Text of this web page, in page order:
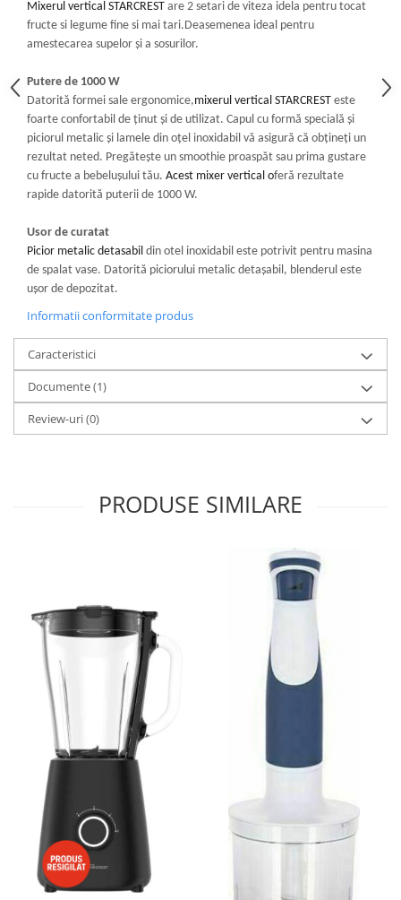
Râșnițe de cafea
Aparate de curatat bijuterii
Aparate de curățat cu aburi
Aparate de ingrijire tesaturi
aparat de calcat vertical
Aparate de scame
Fiare de calcat
Statii de calcat
Aparate de masaj
Aparate de ras electrice
Aparate de tuns
Aparate faciale
Aspiratoare
Aspiratoare de geamuri
Cuptoare cu microunde
Cuptoare electrice
Ingrijire locuinta
Cantare corporale
Ingrijire tesaturi
Statii de calcat
Masini de cusut
Ondulatoare
Perii de par electrice
Periute de dinti electrice
Pile electrice
Placi de indreptat parul
Plite
Preparare alimente
Mixerul vertical STARCREST are 2 setari de viteza idela pentru tocat
fructe si legume fine si mai tari.Deasemenea ideal pentru
amestecarea supelor și a sosurilor.
Putere de 1000 W
Datorită formei sale ergonomice,mixerul vertical STARCREST este
foarte confortabil de ținut și de utilizat. Capul cu formă specială și
piciorul metalic și lamele din oțel inoxidabil vă asigură că obțineți un
rezultat neted. Pregătește un smoothie proaspăt sau prima gustare
cu fructe a bebelușului tău. Acest mixer vertical oferă rezultate
rapide datorită puterii de 1000 W.
Usor de curatat
Picior metalic detasabil din otel inoxidabil este potrivit pentru masina
de spalat vase. Datorită piciorului metalic detașabil, blenderul este
ușor de depozitat.
Informatii conformitate produs
Caracteristici
Documente (1)
Review-uri(0)
PRODUSE SIMILARE